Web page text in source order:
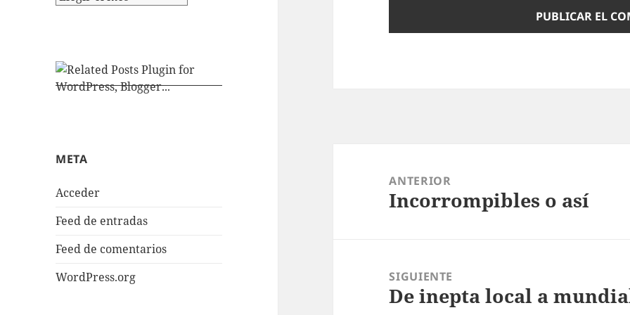
META
Acceder
Feed de entradas
Feed de comentarios
WordPress.org
entradas
ANTERIOR
Entrada
Incorrompibles o así
SIGUIENTE
Entrada
De inepta local a